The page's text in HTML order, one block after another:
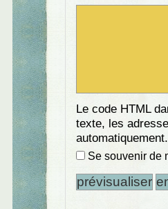
Le code HTML
texte, les
automatiquement.
Se souvenir de